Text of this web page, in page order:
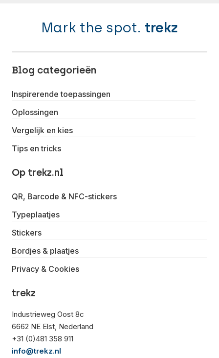
Mark the spot. trekz
Blog categorieën
Inspirerende toepassingen
Oplossingen
Vergelijk en kies
Tips en tricks
Op trekz.nl
QR, Barcode & NFC-stickers
Typeplaatjes
Stickers
Bordjes & plaatjes
Privacy & Cookies
trekz
Industrieweg Oost 8c
6662 NE Elst, Nederland
+31 (0)481 358 911
info@trekz.nl